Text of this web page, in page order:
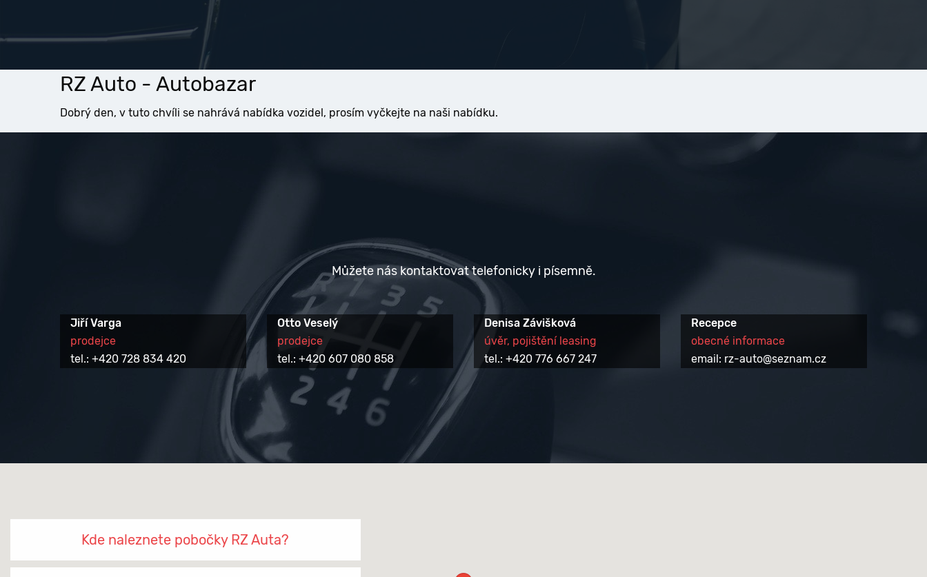
RZ Auto - Autobazar
Dobrý den, v tuto chvíli se nahrává nabídka vozidel, prosím vyčkejte na naši nabídku.
Můžete nás kontaktovat telefonicky i písemně.
Jiří Varga
prodejce
tel.: +420 728 834 420
Otto Veselý
prodejce
tel.: +420 607 080 858
Denisa Závišková
úvěr, pojištění leasing
tel.: +420 776 667 247
Recepce
obecné informace
email: rz-auto@seznam.cz
Kde naleznete pobočky RZ Auta?